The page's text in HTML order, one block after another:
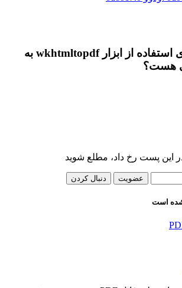
ساده‌ترین راه برای استفاده از ابزار wkhtmltopdf به
هست؟
این پست رخ داد، مطلع شوید
عضویت دنبال کردن
شده است